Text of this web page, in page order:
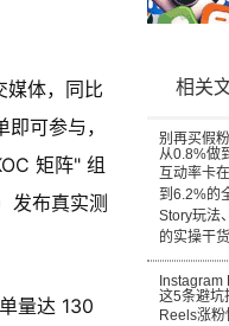
媒体，同比
可参与，
矩阵" 组
发布真实测
量达 130
相关
别再买假
从0.8%做
互动率卡
到6.2%的
Story玩法
的实操干货
这5条避坑
Reels涨粉